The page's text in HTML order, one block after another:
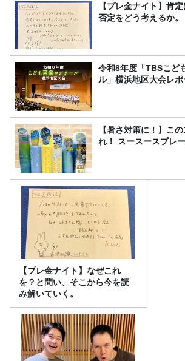
【プレ金ナイト】肯
否定をどう考えるか。
令和8年度「TBSこど
ル」横浜地区大会レポ
【暑さ対策に！】こ
れ！ スースースプレ
【プレ金ナイト】なぜこれ
を？と問い、そこから今を読
み解いていく。